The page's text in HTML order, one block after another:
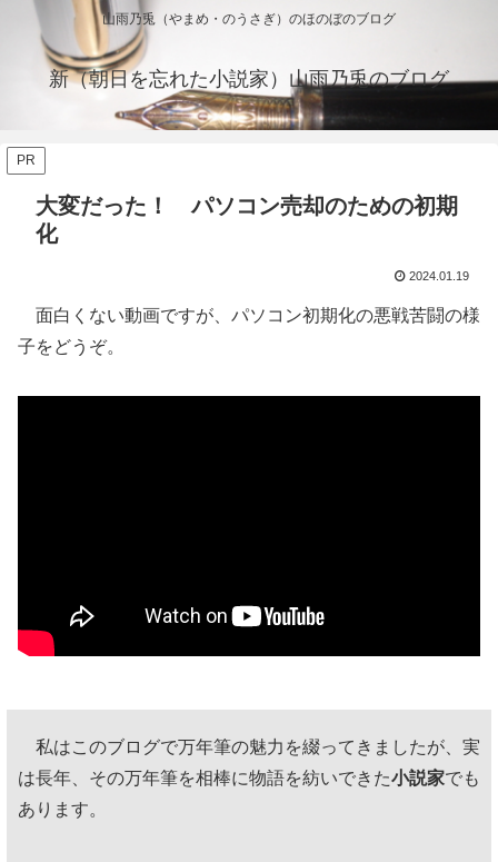
山雨乃兎（やまめ・のうさぎ）のほのぼのブログ
新（朝日を忘れた小説家）山雨乃兎のブログ
PR
大変だった！ パソコン売却のための初期
化
2024.01.19
面白くない動画ですが、パソコン初期化の悪戦苦闘の様
子をどうぞ。
私はこのブログで万年筆の魅力を綴ってきましたが、実
は長年、その万年筆を相棒に物語を紡いできた小説家でも
あります。